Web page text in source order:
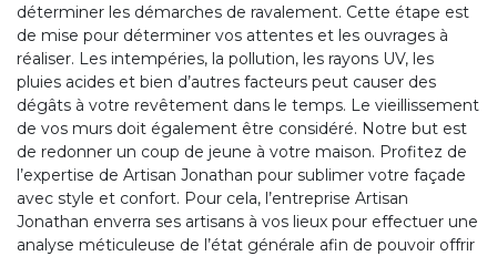
déterminer les démarches de ravalement. Cette étape est
de mise pour déterminer vos attentes et les ouvrages à
réaliser. Les intempéries, la pollution, les rayons UV, les
pluies acides et bien d’autres facteurs peut causer des
dégâts à votre revêtement dans le temps. Le vieillissement
de vos murs doit également être considéré. Notre but est
de redonner un coup de jeune à votre maison. Profitez de
l’expertise de Artisan Jonathan pour sublimer votre façade
avec style et confort. Pour cela, l’entreprise Artisan
Jonathan enverra ses artisans à vos lieux pour effectuer une
analyse méticuleuse de l’état générale afin de pouvoir offrir